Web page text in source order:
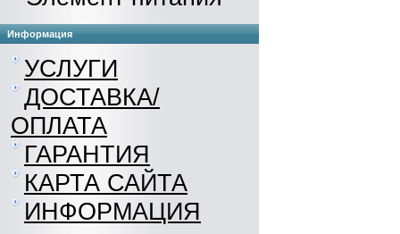
Информация
УСЛУГИ
ДОСТАВКА/
ОПЛАТА
ГАРАНТИЯ
КАРТА САЙТА
ИНФОРМАЦИЯ